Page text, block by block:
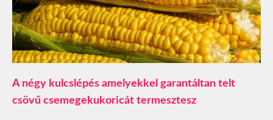
A négy kulcslépés amelyekkel garantáltan telt
csövű csemegekukoricát termesztesz